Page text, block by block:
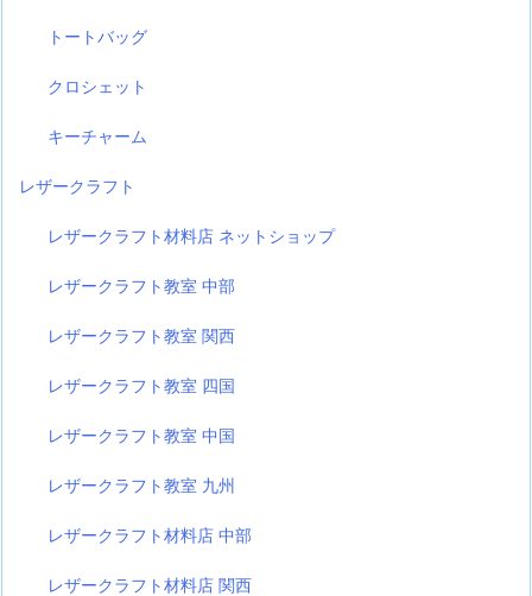
トートバッグ
クロシェット
キーチャーム
レザークラフト
レザークラフト材料店 ネットショップ
レザークラフト教室 中部
レザークラフト教室 関西
レザークラフト教室 四国
レザークラフト教室 中国
レザークラフト教室 九州
レザークラフト材料店 中部
レザークラフト材料店 関西